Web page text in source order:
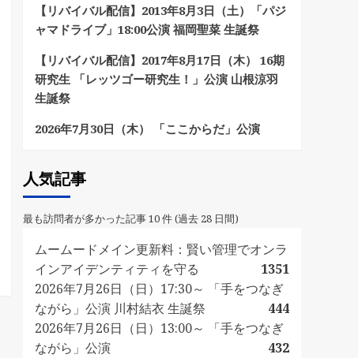
【リバイバル配信】2013年8月3日（土）「パジ
ャマドライブ」18:00公演 福岡聖菜 生誕祭
【リバイバル配信】2017年8月17日（木） 16期
研究生 「レッツゴー研究生！」公演 山根涼羽
生誕祭
2026年7月30日（木） 「ここからだ」公演
人気記事
最も訪問者が多かった記事 10 件 (過去 28 日間)
ムームードメイン更新料：賢い管理でオンラ
インアイデンティティを守る
1351
2026年7月26日（日）17:30～ 「手をつなぎ
ながら」公演 川村結衣 生誕祭
444
2026年7月26日（日）13:00～ 「手をつなぎ
ながら」公演
432